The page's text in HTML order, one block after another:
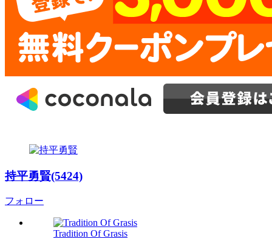
持平勇賢(5424)
フォロー
Tradition Of Grasis